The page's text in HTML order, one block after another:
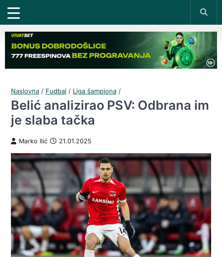
Naslovna / Fudbal / Liga šampiona /
Belić analizirao PSV: Odbrana im
je slaba tačka
Marko Ilić 21.01.2025